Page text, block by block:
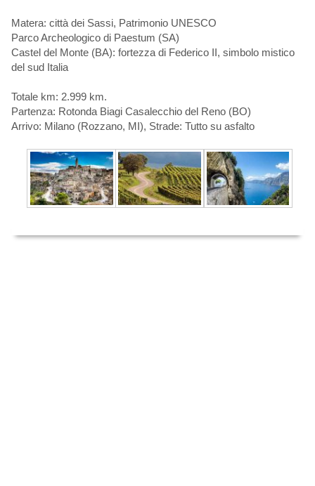
Matera: città dei Sassi, Patrimonio UNESCO
Parco Archeologico di Paestum (SA)
Castel del Monte (BA): fortezza di Federico II, simbolo mistico
del sud Italia
Totale km: 2.999 km.
Partenza: Rotonda Biagi Casalecchio del Reno (BO)
Arrivo: Milano (Rozzano, MI), Strade: Tutto su asfalto